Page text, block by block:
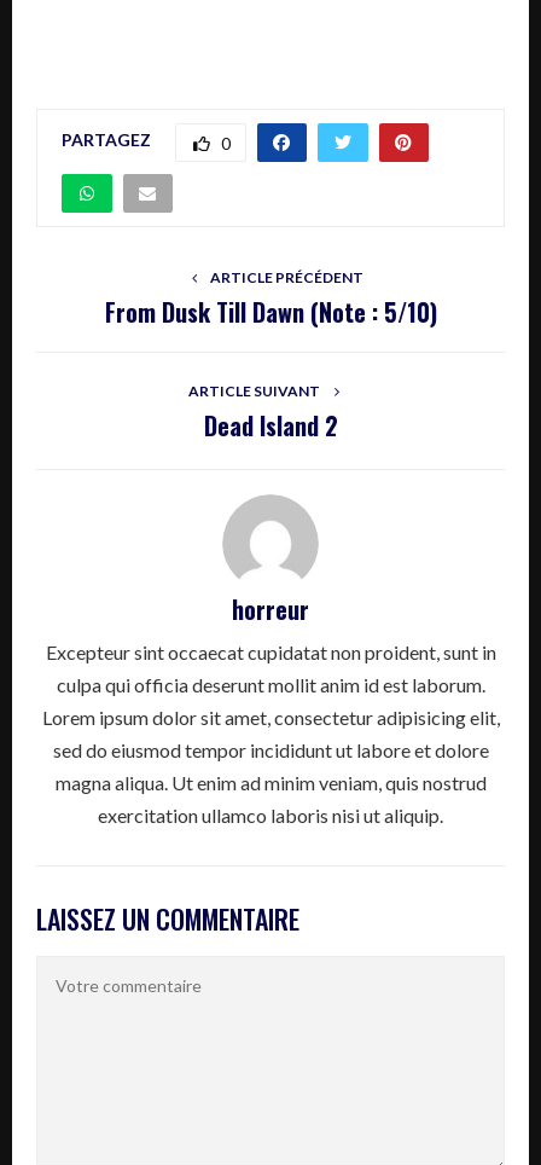
PARTAGEZ 0
ARTICLE PRÉCÉDENT
From Dusk Till Dawn (Note : 5/10)
ARTICLE SUIVANT
Dead Island 2
horreur
Excepteur sint occaecat cupidatat non proident, sunt in
culpa qui officia deserunt mollit anim id est laborum.
Lorem ipsum dolor sit amet, consectetur adipisicing elit,
sed do eiusmod tempor incididunt ut labore et dolore
magna aliqua. Ut enim ad minim veniam, quis nostrud
exercitation ullamco laboris nisi ut aliquip.
LAISSEZ UN COMMENTAIRE